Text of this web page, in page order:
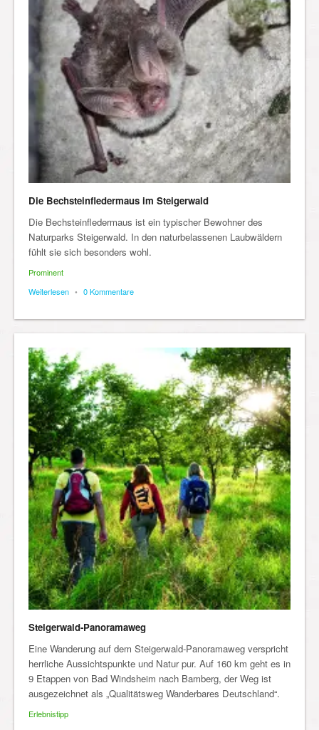
Die Bechsteinfledermaus im Steigerwald
Die Bechsteinfledermaus ist ein typischer Bewohner des
Naturparks Steigerwald. In den naturbelassenen Laubwäldern
fühlt sie sich besonders wohl.
Prominent
Weiterlesen • 0 Kommentare
Steigerwald-Panoramaweg
Eine Wanderung auf dem Steigerwald-Panoramaweg verspricht
herrliche Aussichtspunkte und Natur pur. Auf 160 km geht es in
9 Etappen von Bad Windsheim nach Bamberg, der Weg ist
ausgezeichnet als „Qualitätsweg Wanderbares Deutschland“.
Erlebnistipp